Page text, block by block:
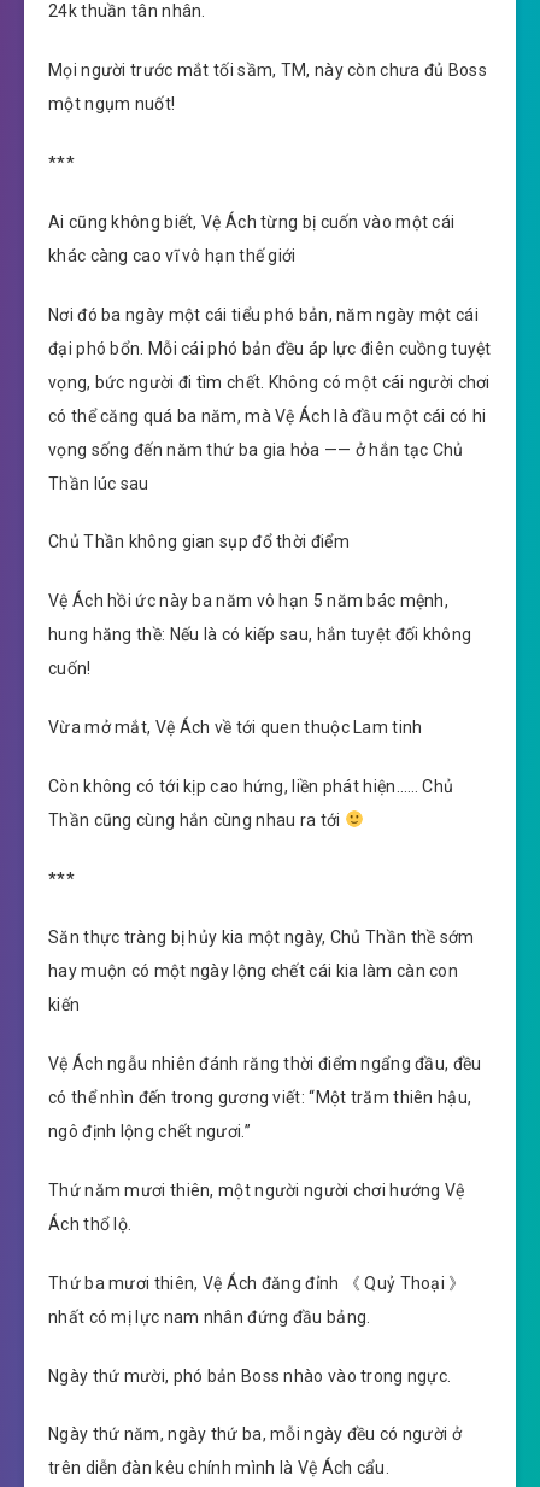
24k thuần tân nhân.
Mọi người trước mắt tối sầm, TM, này còn chưa đủ Boss
một ngụm nuốt!
***
Ai cũng không biết, Vệ Ách từng bị cuốn vào một cái
khác càng cao vĩ vô hạn thế giới
Nơi đó ba ngày một cái tiểu phó bản, năm ngày một cái
đại phó bổn. Mỗi cái phó bản đều áp lực điên cuồng tuyệt
vọng, bức người đi tìm chết. Không có một cái người chơi
có thể căng quá ba năm, mà Vệ Ách là đầu một cái có hi
vọng sống đến năm thứ ba gia hỏa —— ở hắn tạc Chủ
Thần lúc sau
Chủ Thần không gian sụp đổ thời điểm
Vệ Ách hồi ức này ba năm vô hạn 5 năm bác mệnh,
hung hăng thề: Nếu là có kiếp sau, hắn tuyệt đối không
cuốn!
Vừa mở mắt, Vệ Ách về tới quen thuộc Lam tinh
Còn không có tới kịp cao hứng, liền phát hiện…… Chủ
Thần cũng cùng hắn cùng nhau ra tới
***
Săn thực tràng bị hủy kia một ngày, Chủ Thần thề sớm
hay muộn có một ngày lộng chết cái kia làm càn con
kiến
Vệ Ách ngẫu nhiên đánh răng thời điểm ngẩng đầu, đều
có thể nhìn đến trong gương viết: “Một trăm thiên hậu,
ngô định lộng chết ngươi.”
Thứ năm mươi thiên, một người người chơi hướng Vệ
Ách thổ lộ.
Thứ ba mươi thiên, Vệ Ách đăng đỉnh 《 Quỷ Thoại 》
nhất có mị lực nam nhân đứng đầu bảng.
Ngày thứ mười, phó bản Boss nhào vào trong ngực.
Ngày thứ năm, ngày thứ ba, mỗi ngày đều có người ở
trên diễn đàn kêu chính mình là Vệ Ách cẩu.